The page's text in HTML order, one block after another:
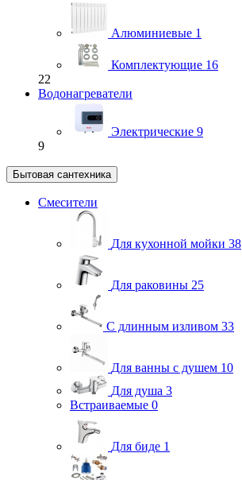
Алюминиевые 1
Комплектующие 16
22
Водонагреватели
Электрические 9
9
Бытовая сантехника
Смесители
Для кухонной мойки 38
Для раковины 25
С длинным изливом 33
Для ванны с душем 10
Для душа 3
Встраиваемые 0
Для биде 1